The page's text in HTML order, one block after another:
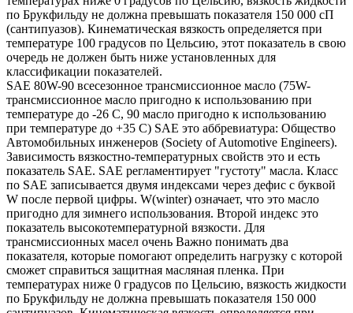
по Брукфильду не должна превышать показателя 150 000 сП
(сантипуазов). Кинематическая вязкость определяется при
температуре 100 градусов по Цельсию, этот показатель в свою
очередь не должен быть ниже установленных для
классификации показателей.
SAE 80W-90 всесезонное трансмиссионное масло (75W-
трансмиссионное масло пригодно к использованию при
температуре до -26 С, 90 масло пригодно к использованию
при температуре до +35 С) SAE это аббревиатура: Общество
Автомобильных инженеров (Society of Automotive Engineers).
Зависимость вязкостно-температурных свойств это и есть
показатель SAE. SAE регламентирует "густоту" масла. Класс
по SAE записывается двумя индексами через дефис с буквой
W после первой цифры. W(winter) означает, что это масло
пригодно для зимнего использования. Второй индекс это
показатель высокотемпературной вязкости. Для
трансмиссионных масел очень Важно понимать два
показателя, которые помогают определить нагрузку с которой
сможет справиться защитная масляная пленка. При
температурах ниже 0 градусов по Цельсию, вязкость жидкости
по Брукфильду не должна превышать показателя 150 000